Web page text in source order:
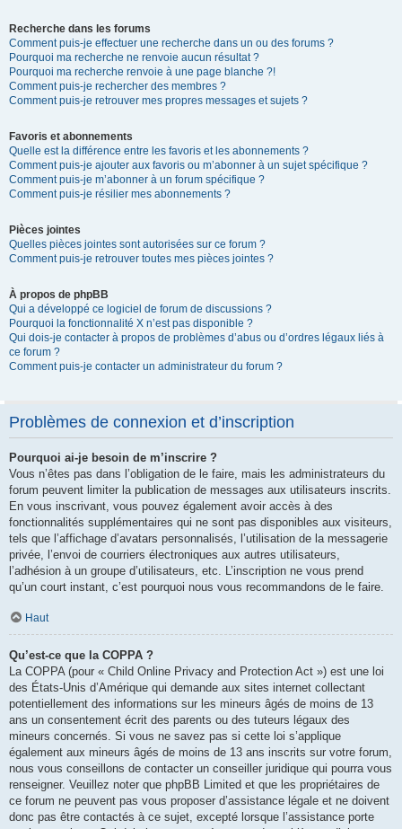
Recherche dans les forums
Comment puis-je effectuer une recherche dans un ou des forums ?
Pourquoi ma recherche ne renvoie aucun résultat ?
Pourquoi ma recherche renvoie à une page blanche ?!
Comment puis-je rechercher des membres ?
Comment puis-je retrouver mes propres messages et sujets ?
Favoris et abonnements
Quelle est la différence entre les favoris et les abonnements ?
Comment puis-je ajouter aux favoris ou m’abonner à un sujet spécifique ?
Comment puis-je m’abonner à un forum spécifique ?
Comment puis-je résilier mes abonnements ?
Pièces jointes
Quelles pièces jointes sont autorisées sur ce forum ?
Comment puis-je retrouver toutes mes pièces jointes ?
À propos de phpBB
Qui a développé ce logiciel de forum de discussions ?
Pourquoi la fonctionnalité X n’est pas disponible ?
Qui dois-je contacter à propos de problèmes d’abus ou d’ordres légaux liés à
ce forum ?
Comment puis-je contacter un administrateur du forum ?
Problèmes de connexion et d’inscription
Pourquoi ai-je besoin de m’inscrire ?
Vous n’êtes pas dans l’obligation de le faire, mais les administrateurs du
forum peuvent limiter la publication de messages aux utilisateurs inscrits.
En vous inscrivant, vous pouvez également avoir accès à des
fonctionnalités supplémentaires qui ne sont pas disponibles aux visiteurs,
tels que l’affichage d’avatars personnalisés, l’utilisation de la messagerie
privée, l’envoi de courriers électroniques aux autres utilisateurs,
l’adhésion à un groupe d’utilisateurs, etc. L’inscription ne vous prend
qu’un court instant, c’est pourquoi nous vous recommandons de le faire.
Haut
Qu’est-ce que la COPPA ?
La COPPA (pour « Child Online Privacy and Protection Act ») est une loi
des États-Unis d’Amérique qui demande aux sites internet collectant
potentiellement des informations sur les mineurs âgés de moins de 13
ans un consentement écrit des parents ou des tuteurs légaux des
mineurs concernés. Si vous ne savez pas si cette loi s’applique
également aux mineurs âgés de moins de 13 ans inscrits sur votre forum,
nous vous conseillons de contacter un conseiller juridique qui pourra vous
renseigner. Veuillez noter que phpBB Limited et que les propriétaires de
ce forum ne peuvent pas vous proposer d’assistance légale et ne doivent
donc pas être contactés à ce sujet, excepté lorsque l’assistance porte